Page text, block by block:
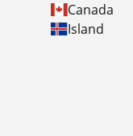
Canada
Island